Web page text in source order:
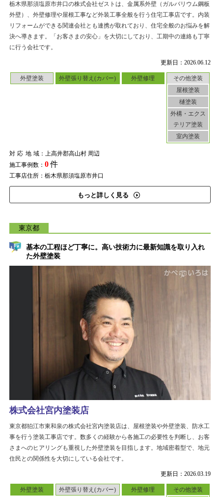
更新日：2026.06.12
外壁塗装 外壁張り替え(カバー) 外壁修理
その他塗装
屋根塗装
樋塗装
外構・エクス
テリア塗装
室内塗装
対応地域：上高井郡高山村 周辺
施工事例数： 0件
工事店住所：栃木県那須塩原市井口
もっと詳しく見る
栃木県那須塩原市井口の株式会社ゼストは、金属系外壁（ガルバリウム鋼板
外壁）、外壁修理や屋根工事など外装工事全般を行う住宅工事店です。内装
リフォームができる関連会社とも連携が取れており、住宅全般のお悩みを解
決へ導きます。「お客さまの安心」を大切にしており、工期中の連絡も丁寧
に行う会社です。
東京都
基本の工程ほど丁寧に。高い技術力に最新知識を取り入れ
た外壁塗装
更新日：2026.03.19
外壁塗装 外壁張り替え(カバー) 外壁修理
その他塗装
株式会社宮内塗装店
東京都狛江市東和泉の株式会社宮内塗装店は、屋根塗装や外壁塗装、防水工
事を行う塗装工事店です。数多くの経験から各施工の必要性を判断し、お客
さまへのヒアリングも重視した外壁塗装を目指します。地域密着型で、地元
住民との関係性を大切にしている会社です。